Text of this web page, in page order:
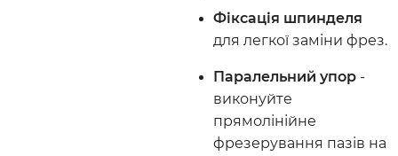
Фіксація шпинделя
для легкої заміни фрез.
Паралельний упор -
виконуйте
прямолінійне
фрезерування пазів на